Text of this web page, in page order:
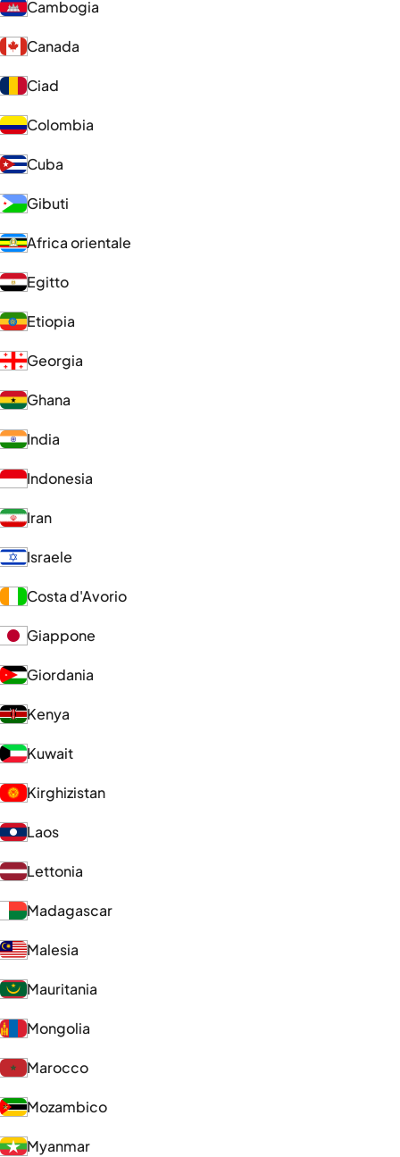
Cambogia
Canada
Ciad
Colombia
Cuba
Gibuti
Africa orientale
Egitto
Etiopia
Georgia
Ghana
India
Indonesia
Iran
Israele
Costa d'Avorio
Giappone
Giordania
Kenya
Kuwait
Kirghizistan
Laos
Lettonia
Madagascar
Malesia
Mauritania
Mongolia
Marocco
Mozambico
Myanmar